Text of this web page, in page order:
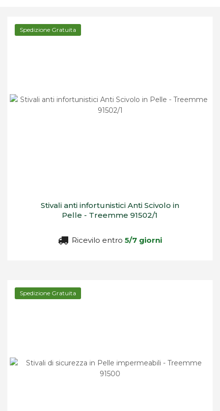
Spedizione Gratuita
Stivali anti infortunistici Anti Scivolo in
Pelle - Treemme 91502/1
Ricevilo entro 5/7 giorni
Spedizione Gratuita